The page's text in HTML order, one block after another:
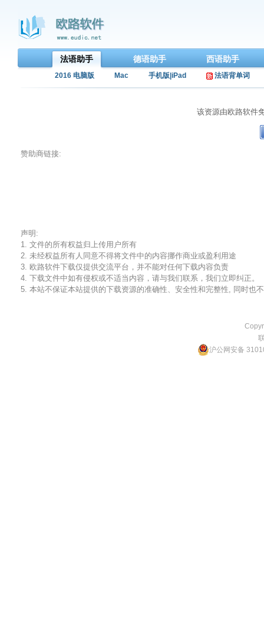
法语助手 德语助手 西语助手
2016 电脑版 Mac 手机版|iPad 法语背单词
该资源由欧路软件
赞助商链接:
声明:
1. 文件的所有权益归上传用户所有
2. 未经权益所有人同意不得将文件中的内容挪作商业或盈利用途
3. 欧路软件下载仅提供交流平台，并不能对任何下载内容负责
4. 下载文件中如有侵权或不适当内容，请与我们联系，我们立即纠正。
5. 本站不保证本站提供的下载资源的准确性、安全性和完整性, 同时也
沪公网安备